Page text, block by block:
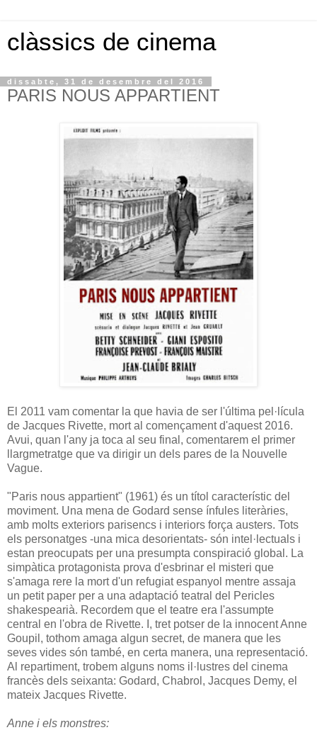
clàssics de cinema
dissabte, 31 de desembre del 2016
PARIS NOUS APPARTIENT
El 2011 vam comentar la que havia de ser l'última pel·lícula
de Jacques Rivette, mort al començament d'aquest 2016.
Avui, quan l'any ja toca al seu final, comentarem el primer
llargmetratge que va dirigir un dels pares de la Nouvelle
Vague.
"Paris nous appartient" (1961) és un títol característic del
moviment. Una mena de Godard sense ínfules literàries,
amb molts exteriors parisencs i interiors força austers. Tots
els personatges -una mica desorientats- són intel·lectuals i
estan preocupats per una presumpta conspiració global. La
simpàtica protagonista prova d'esbrinar el misteri que
s'amaga rere la mort d'un refugiat espanyol mentre assaja
un petit paper per a una adaptació teatral del Pericles
shakespearià. Recordem que el teatre era l'assumpte
central en l'obra de Rivette. I, tret potser de la innocent Anne
Goupil, tothom amaga algun secret, de manera que les
seves vides són també, en certa manera, una representació.
Al repartiment, trobem alguns noms il·lustres del cinema
francès dels seixanta: Godard, Chabrol, Jacques Demy, el
mateix Jacques Rivette.
Anne i els monstres: